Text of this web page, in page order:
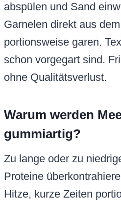
abspülen und Sand
Garnelen direkt aus
portionsweise garen.
schon vorgegart sind.
ohne Qualitätsverlust.
Warum werden
gummiartig?
Zu lange oder zu
Proteine
Hitze, kurze Zeiten